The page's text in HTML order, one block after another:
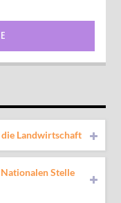
Landwirtschaft
Stelle